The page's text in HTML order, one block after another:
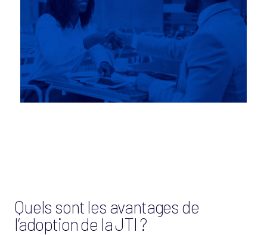
Quels sont les avantages de
l’adoption de la JTI ?